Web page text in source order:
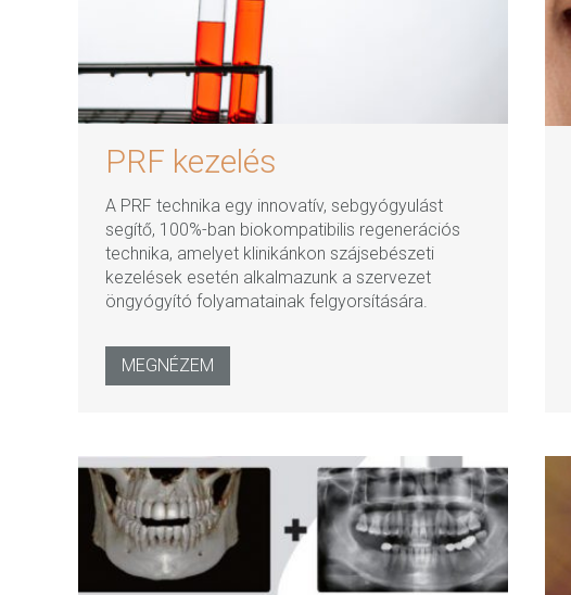
PRF kezelés
A PRF technika egy innovatív, sebgyógyulást
segítő, 100%-ban biokompatibilis regenerációs
technika, amelyet klinikánkon szájsebészeti
kezelések esetén alkalmazunk a szervezet
öngyógyító folyamatainak felgyorsítására.
MEGNÉZEM